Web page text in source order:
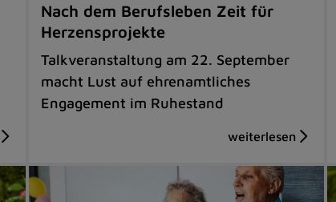
Nach dem Berufsleben Zeit für
Herzensprojekte
Talkveranstaltung am 22. September
macht Lust auf ehrenamtliches
Engagement im Ruhestand